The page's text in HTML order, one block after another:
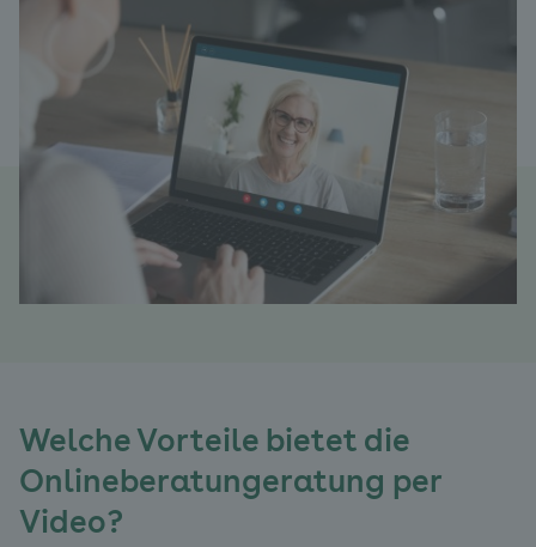
Welche Vorteile bietet die
Onlineberatungeratung per
Video?